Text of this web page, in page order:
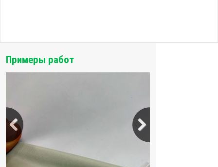
Примеры работ